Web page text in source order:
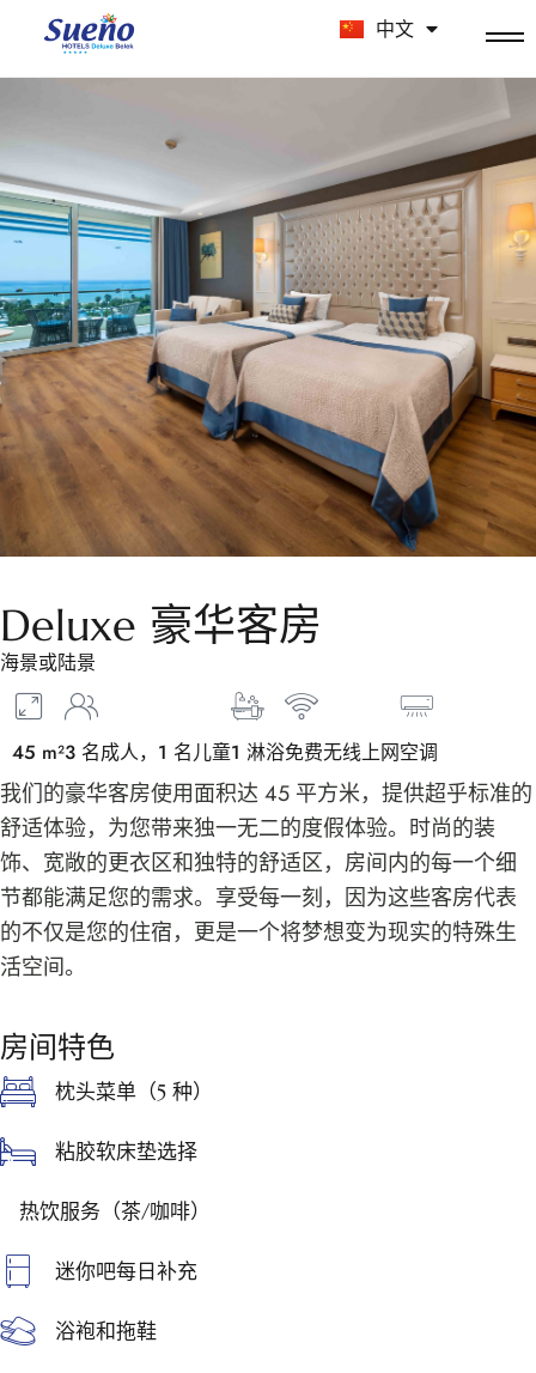
中文
Deutsch
Deluxe 豪华客房
海景或陆景
45 m²3 名成人，1 名儿童1 淋浴免费无线上网空调
我们的豪华客房使用面积达 45 平方米，提供超乎标准的
舒适体验，为您带来独一无二的度假体验。时尚的装
饰、宽敞的更衣区和独特的舒适区，房间内的每一个细
节都能满足您的需求。享受每一刻，因为这些客房代表
的不仅是您的住宿，更是一个将梦想变为现实的特殊生
活空间。
房间特色
枕头菜单（5 种）
粘胶软床垫选择
热饮服务（茶/咖啡）
迷你吧每日补充
浴袍和拖鞋